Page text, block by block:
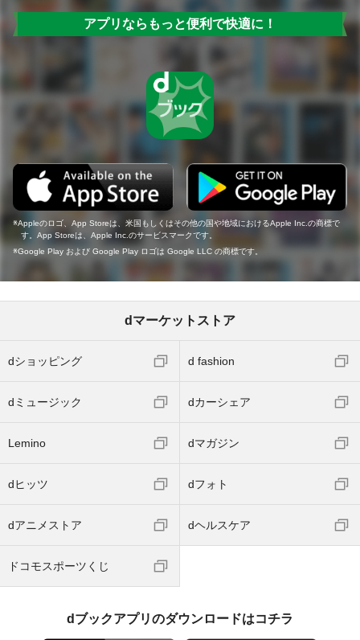
アプリならもっと便利で快適に！
Appleのロゴ、App Storeは、米国もしくはその他の国や地域におけるApple Inc.の商標で
す。App Storeは、Apple Inc.のサービスマークです。
Google Play および Google Play ロゴは Google LLC の商標です。
dマーケットストア
dショッピング d fashion
dミュージック dカーシェア
Lemino dマガジン
dヒッツ dフォト
dアニメストア dヘルスケア
ドコモスポーツくじ
dブックアプリのダウンロードはコチラ